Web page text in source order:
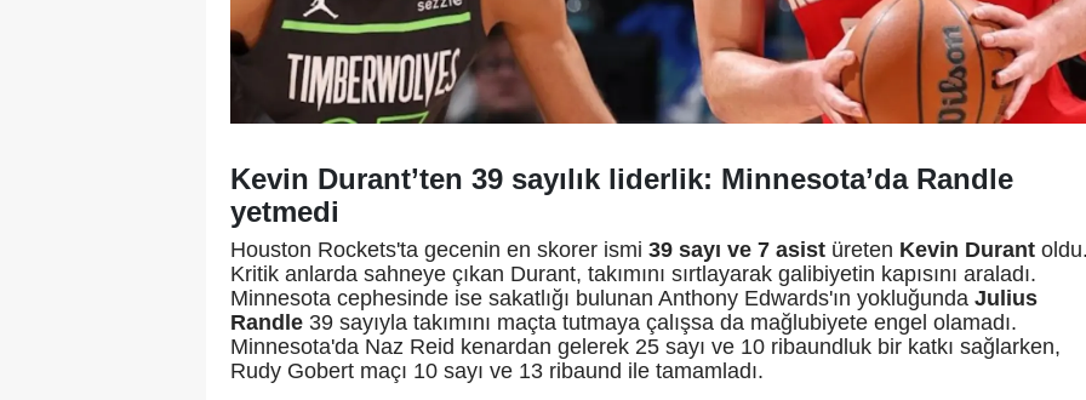
Kevin Durant’ten 39 sayılık liderlik: Minnesota’da Randle
yetmedi
Houston Rockets'ta gecenin en skorer ismi 39 sayı ve 7 asist üreten Kevin Durant
Kritik anlarda sahneye çıkan Durant, takımını sırtlayarak galibiyetin kapısını araladı.
Minnesota cephesinde ise sakatlığı bulunan Anthony Edwards'ın yokluğunda Julius
Randle 39 sayıyla takımını maçta tutmaya çalışsa da mağlubiyete engel olamadı.
Minnesota'da Naz Reid kenardan gelerek 25 sayı ve 10 ribaundluk bir katkı sağlarken,
Rudy Gobert maçı 10 sayı ve 13 ribaund ile tamamladı.